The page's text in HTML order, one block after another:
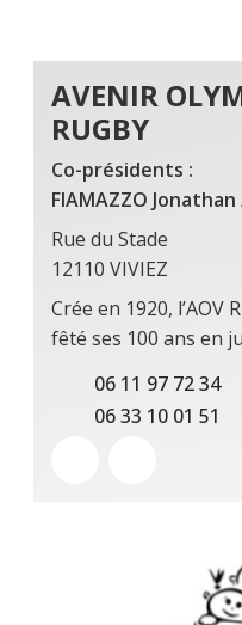
AVENIR
RUGBY
Co-présidents :
FIAMAZZO
Rue du Stade
12110 VIVIEZ
Crée en 1920, l’AOV
fêté ses 100 ans en
06 11 97 72 34
06 33 10 01 51